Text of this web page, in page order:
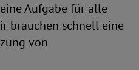
Aufgabe für alle
brauchen schnell eine
von